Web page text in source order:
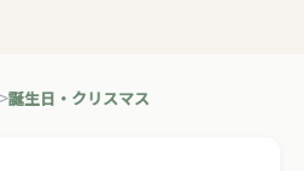
誕生日・クリスマス